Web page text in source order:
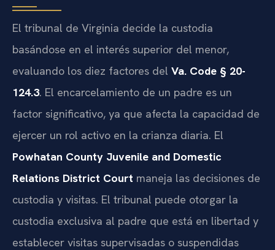
El tribunal de Virginia decide la custodia
basándose en el interés superior del menor,
evaluando los diez factores del Va. Code § 20-
124.3. El encarcelamiento de un padre es un
factor significativo, ya que afecta la capacidad de
ejercer un rol activo en la crianza diaria. El
Powhatan County Juvenile and Domestic
Relations District Court maneja las decisiones de
custodia y visitas. El tribunal puede otorgar la
custodia exclusiva al padre que está en libertad y
establecer visitas supervisadas o suspendidas